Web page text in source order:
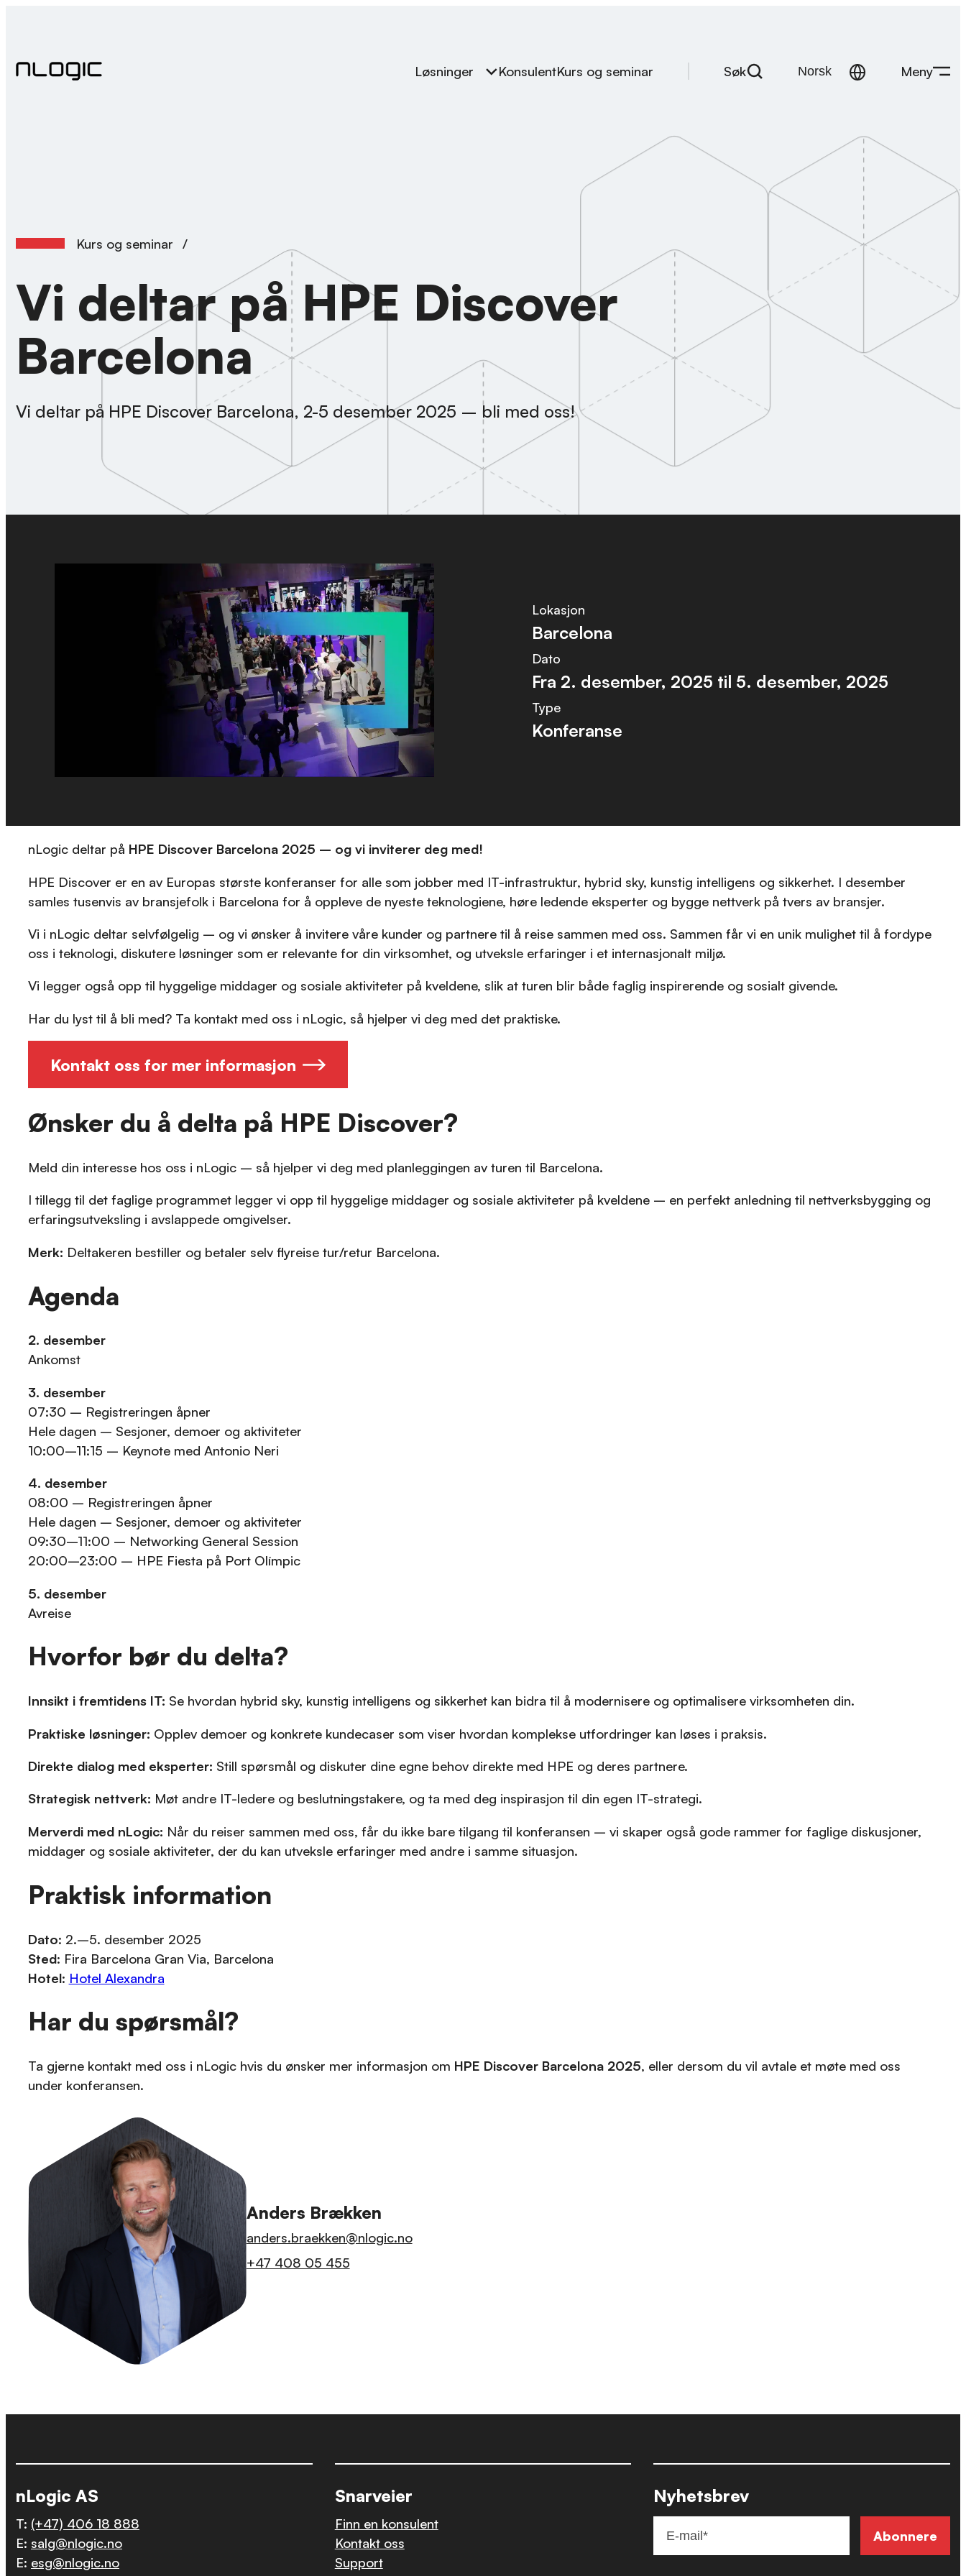
Løsninger
KonsulentKurs og seminar Søk Meny
Kurs og seminar /
Vi deltar på HPE Discover
Barcelona
Vi deltar på HPE Discover Barcelona, 2-5 desember 2025 – bli med oss!
Lokasjon
Barcelona
Dato
Fra 2. desember, 2025 til 5. desember, 2025
Type
Konferanse
nLogic deltar på HPE Discover Barcelona 2025 – og vi inviterer deg med!
HPE Discover er en av Europas største konferanser for alle som jobber med IT-infrastruktur, hybrid sky, kunstig intelligens og sikkerhet. I desember
samles tusenvis av bransjefolk i Barcelona for å oppleve de nyeste teknologiene, høre ledende eksperter og bygge nettverk på tvers av bransjer.
Vi i nLogic deltar selvfølgelig – og vi ønsker å invitere våre kunder og partnere til å reise sammen med oss. Sammen får vi en unik mulighet til å fordype
oss i teknologi, diskutere løsninger som er relevante for din virksomhet, og utveksle erfaringer i et internasjonalt miljø.
Vi legger også opp til hyggelige middager og sosiale aktiviteter på kveldene, slik at turen blir både faglig inspirerende og sosialt givende.
Har du lyst til å bli med? Ta kontakt med oss i nLogic, så hjelper vi deg med det praktiske.
Kontakt oss for mer informasjon
Ønsker du å delta på HPE Discover?
Meld din interesse hos oss i nLogic – så hjelper vi deg med planleggingen av turen til Barcelona.
I tillegg til det faglige programmet legger vi opp til hyggelige middager og sosiale aktiviteter på kveldene – en perfekt anledning til nettverksbygging og
erfaringsutveksling i avslappede omgivelser.
Merk: Deltakeren bestiller og betaler selv flyreise tur/retur Barcelona.
Agenda
2. desember
Ankomst
3. desember
07:30 – Registreringen åpner
Hele dagen – Sesjoner, demoer og aktiviteter
10:00–11:15 – Keynote med Antonio Neri
4. desember
08:00 – Registreringen åpner
Hele dagen – Sesjoner, demoer og aktiviteter
09:30–11:00 – Networking General Session
20:00–23:00 – HPE Fiesta på Port Olímpic
5. desember
Avreise
Hvorfor bør du delta?
Innsikt i fremtidens IT: Se hvordan hybrid sky, kunstig intelligens og sikkerhet kan bidra til å modernisere og optimalisere virksomheten din.
Praktiske løsninger: Opplev demoer og konkrete kundecaser som viser hvordan komplekse utfordringer kan løses i praksis.
Direkte dialog med eksperter: Still spørsmål og diskuter dine egne behov direkte med HPE og deres partnere.
Strategisk nettverk: Møt andre IT-ledere og beslutningstakere, og ta med deg inspirasjon til din egen IT-strategi.
Merverdi med nLogic: Når du reiser sammen med oss, får du ikke bare tilgang til konferansen – vi skaper også gode rammer for faglige diskusjoner,
middager og sosiale aktiviteter, der du kan utveksle erfaringer med andre i samme situasjon.
Praktisk information
Dato: 2.–5. desember 2025
Sted: Fira Barcelona Gran Via, Barcelona
Hotel: Hotel Alexandra
Har du spørsmål?
Ta gjerne kontakt med oss i nLogic hvis du ønsker mer informasjon om HPE Discover Barcelona 2025, eller dersom du vil avtale et møte med oss
under konferansen.
Anders Brækken
anders.braekken@nlogic.no
+47 408 05 455
nLogic AS
T: (+47) 406 18 888
E: salg@nlogic.no
E: esg@nlogic.no
Snarveier
Finn en konsulent
Kontakt oss
Support
Nyhetsbrev